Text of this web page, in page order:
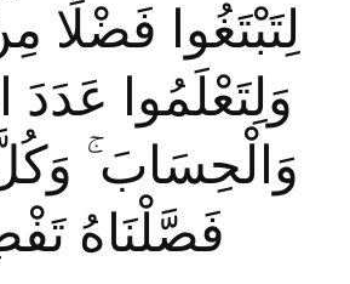
لِتَبْتَغُوا فَضْلًا
وَلِتَعْلَمُوا عَدَدَ
وَالْحِسَابَ
فَصَّلْنَاهُ